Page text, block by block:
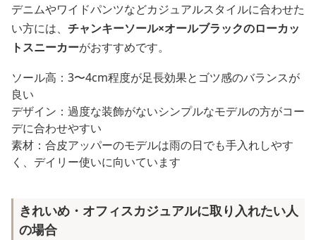
デニムやワイドパンツなどカジュアルスタイルに合わせた
い方には、 チャンキーソール×オールブラックのローカッ
トスニーカーがおすすめです。
ソール高：3〜4cm程度が足長効果とゴツ感のバランスが
良い
デザイン：過度な装飾がないシンプルなモデルの方がコー
デに合わせやすい
素材：合皮アッパーのモデルは雨の日でも手入れしやす
く、デイリー使いに向いています
きれいめ・オフィスカジュアルに取り入れたい人
の場合